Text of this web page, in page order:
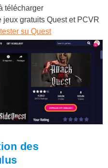
télécharger
jeux gratuits Quest et PCVR
su Quest
des